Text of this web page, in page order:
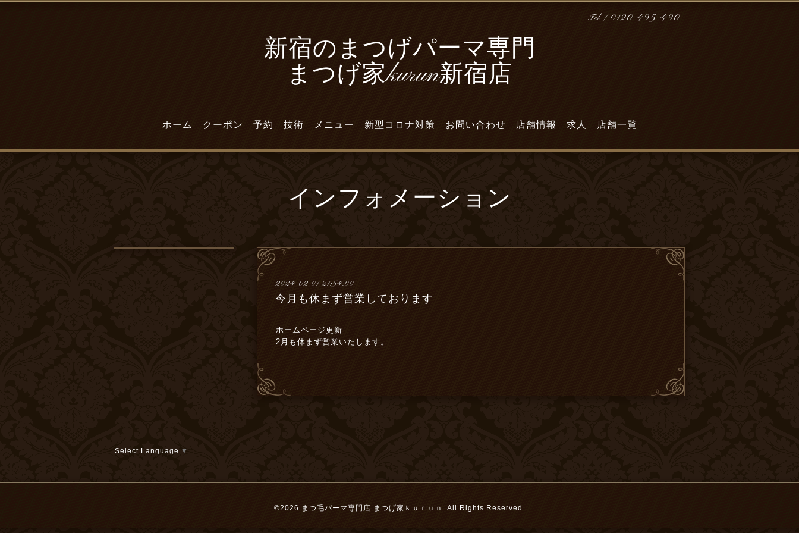
Tel / 0120-495-490
新宿のまつげパーマ専門
まつげ家kurun新宿店
ホーム クーポン 予約 技術 メニュー 新型コロナ対策 お問い合わせ 店舗情報 求人 店舗一覧
インフォメーション
2024-02-01 21:54:00
今月も休まず営業しております
ホームページ更新
2月も休まず営業いたします。
Select Language ▼
©2026 まつ毛パーマ専門店 まつげ家ｋｕｒｕｎ . All Rights Reserved.